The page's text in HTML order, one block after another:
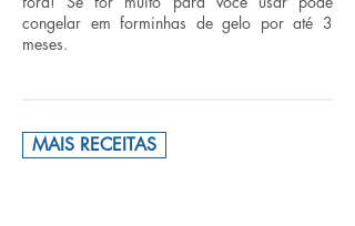
congelar em forminhas de gelo por até 3
meses.
MAIS RECEITAS